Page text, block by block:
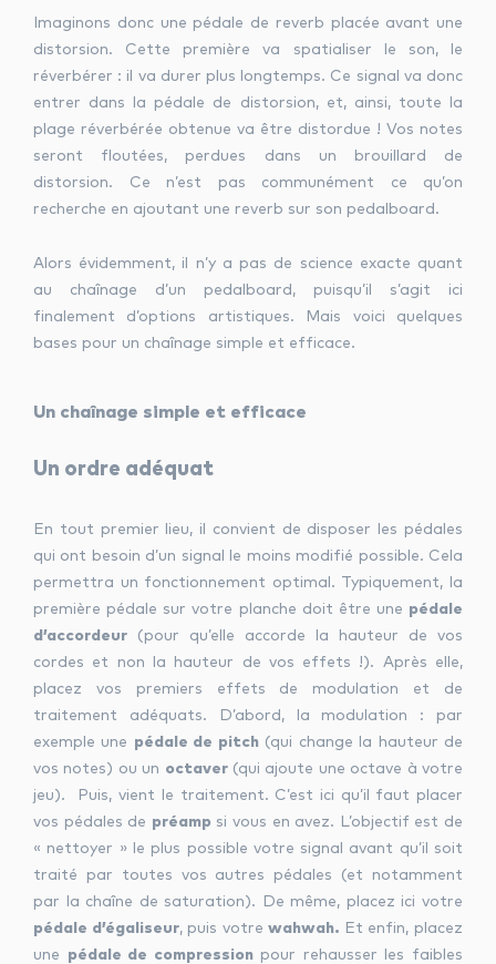
Imaginons donc une pédale de reverb placée avant une
distorsion. Cette première va spatialiser le son, le
réverbérer : il va durer plus longtemps. Ce signal va donc
entrer dans la pédale de distorsion, et, ainsi, toute la
plage réverbérée obtenue va être distordue ! Vos notes
seront floutées, perdues dans un brouillard de
distorsion. Ce n’est pas communément ce qu’on
recherche en ajoutant une reverb sur son pedalboard.
Alors évidemment, il n’y a pas de science exacte quant
au chaînage d’un pedalboard, puisqu’il s’agit ici
finalement d’options artistiques. Mais voici quelques
bases pour un chaînage simple et efficace.
Un chaînage simple et efficace
Un ordre adéquat
En tout premier lieu, il convient de disposer les pédales
qui ont besoin d’un signal le moins modifié possible. Cela
permettra un fonctionnement optimal. Typiquement, la
première pédale sur votre planche doit être une pédale
d’accordeur (pour qu’elle accorde la hauteur de vos
cordes et non la hauteur de vos effets !). Après elle,
placez vos premiers effets de modulation et de
traitement adéquats. D’abord, la modulation : par
exemple une pédale de pitch(qui change la hauteur de
vos notes) ou un octaver(qui ajoute une octave à votre
jeu). Puis, vient le traitement. C’est ici qu’il faut placer
vos pédales de préamp si vous en avez. L’objectif est de
« nettoyer » le plus possible votre signal avant qu’il soit
traité par toutes vos autres pédales (et notamment
par la chaîne de saturation). De même, placez ici votre
pédale d’égaliseur, puis votrewahwah. Et enfin, placez
une
pédale de compressionpour rehausser les faibles